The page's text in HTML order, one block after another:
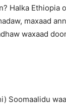
Halka Ethiopia
maxaad
waxaad
Soomaalidu